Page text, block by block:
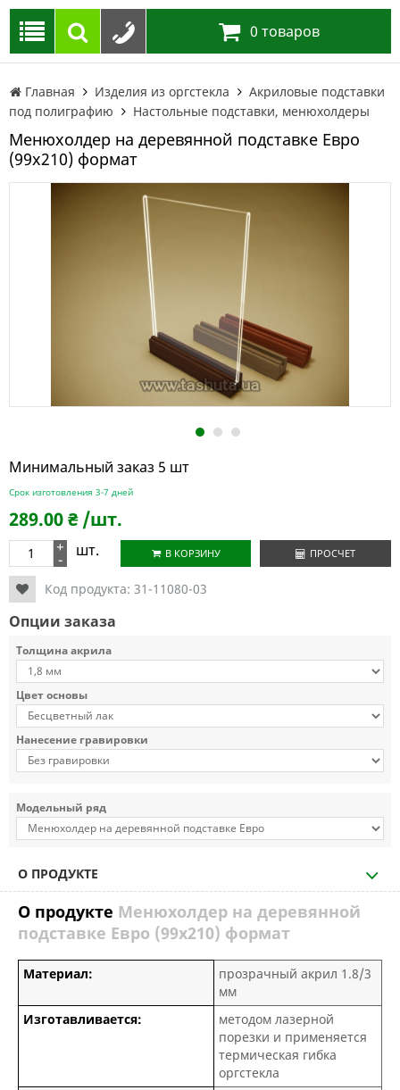
0 товаров
Главная Изделия из оргстекла
Акриловые подставки
под полиграфию
Настольные подставки, менюхолдеры
Менюхолдер на деревянной подставке Евро
(99х210) формат
1 2 3
Минимальный заказ 5 шт
Срок изготовления 3-7 дней
289.00₴ /шт.
+
- шт. В КОРЗИНУ ПРОСЧЕТ
Код продукта: 31-11080-03
Опции заказа
Толщина акрила
Цвет основы
Нанесение гравировки
Модельный ряд
О ПРОДУКТЕ
О продукте Менюхолдер на деревянной
подставке Евро (99х210) формат
Материал:
прозрачный акрил 1.8/3
мм
Изготавливается:
методом лазерной
порезки и применяется
термическая гибка
оргстекла